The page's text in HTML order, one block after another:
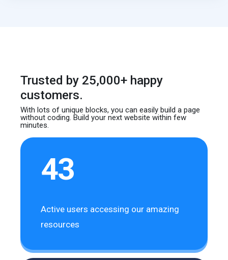
Trusted by 25,000+ happy
customers.
With lots of unique blocks, you can easily builda page
without coding. Build your next websitewithin few
minutes.
43
Active users accessing our amazing
resources